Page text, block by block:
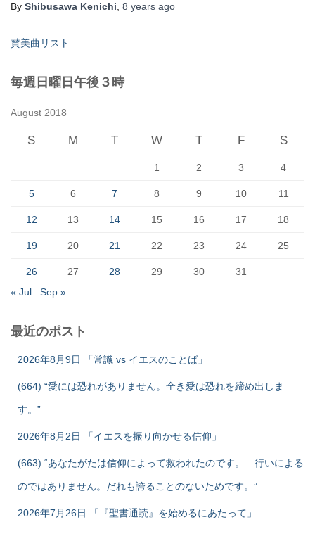
By Shibusawa Kenichi 8 years ago
賛美曲リスト
毎週日曜日午後３時
August 2018
S M T W T F S
1 2 3 4
5 6 7 8 9 10 11
12 13 14 15 16 17 18
19 20 21 22 23 24 25
26 27 28 29 30
31
« Jul
Sep »
最近のポスト
2026年8月9日 「常識 vs イエスのことば」
(664) “愛には恐れがありません。全き愛は恐れを締め出しま
す。”
2026年8月2日 「イエスを振り向かせる信仰」
(663) “あなたがたは信仰によって救われたのです。…行いによる
のではありません。だれも誇ることのないためです。”
2026年7月26日 「『聖書通読』を始めるにあたって」